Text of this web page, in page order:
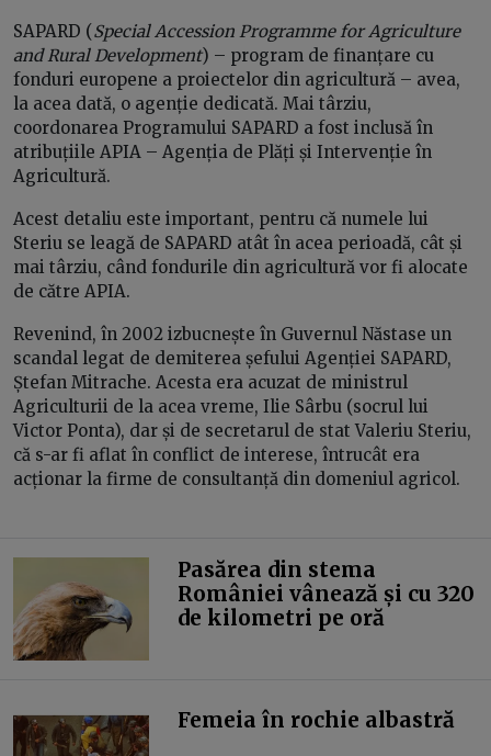
SAPARD (Special Accession Programme for Agriculture
and Rural Development) – program de finanțare cu
fonduri europene a proiectelor din agricultură – avea,
la acea dată, o agenție dedicată. Mai târziu,
coordonarea Programului SAPARD a fost inclusă în
atribuțiile APIA – Agenția de Plăți și Intervenție în
Agricultură.
Acest detaliu este important, pentru că numele lui
Steriu se leagă de SAPARD atât în acea perioadă, cât și
mai târziu, când fondurile din agricultură vor fi alocate
de către APIA.
Revenind, în 2002 izbucnește în Guvernul Năstase un
scandal legat de demiterea șefului Agenției SAPARD,
Ștefan Mitrache. Acesta era acuzat de ministrul
Agriculturii de la acea vreme, Ilie Sârbu (socrul lui
Victor Ponta), dar și de secretarul de stat Valeriu Steriu,
că s-ar fi aflat în conflict de interese, întrucât era
acționar la firme de consultanță din domeniul agricol.
Pasărea din stema
României vânează și cu 320
de kilometri pe oră
Femeia în rochie albastră